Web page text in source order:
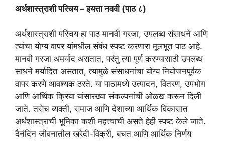
अर्थशास्त्राशी परिचय – इयत्ता नववी (पाठ ८)
अर्थशास्त्राशी परिचय हा पाठ मानवी गरजा, उपलब्ध संसाधने आणि
त्यांचा योग्य वापर यांमधील संबंध स्पष्ट करणारा मूलभूत पाठ आहे.
मानवी गरजा अमर्याद असतात, परंतु त्या पूर्ण करण्यासाठी उपलब्ध
साधने मर्यादित असतात, त्यामुळे संसाधनांचा योग्य नियोजनपूर्वक
वापर करणे आवश्यक ठरते. या पाठामध्ये उत्पादन, वितरण, उपभोग
आणि आर्थिक क्रिया यांसारख्या संकल्पनांची ओळख करून दिली
जाते. तसेच व्यक्ती, समाज आणि देशाच्या आर्थिक विकासात
अर्थशास्त्राची भूमिका कशी महत्त्वाची असते हेही स्पष्ट केले जाते.
दैनंदिन जीवनातील खरेदी-विक्री, बचत आणि आर्थिक निर्णय